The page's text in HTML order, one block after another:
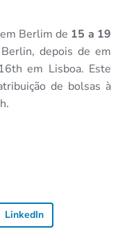
Berlim de 15 a 19
depois de em
em Lisboa. Este
de bolsas à
LinkedIn